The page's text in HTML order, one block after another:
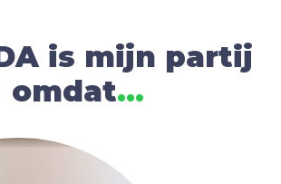
is mijn partij
omdat...